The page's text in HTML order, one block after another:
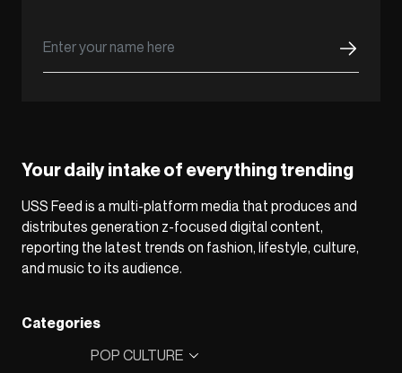
Your daily intake of everything trending
USS Feed is a multi-platform media that produces and
distributes generation z-focused digital content,
reporting the latest trends on fashion, lifestyle, culture,
and music to its audience.
Categories
POP CULTURE